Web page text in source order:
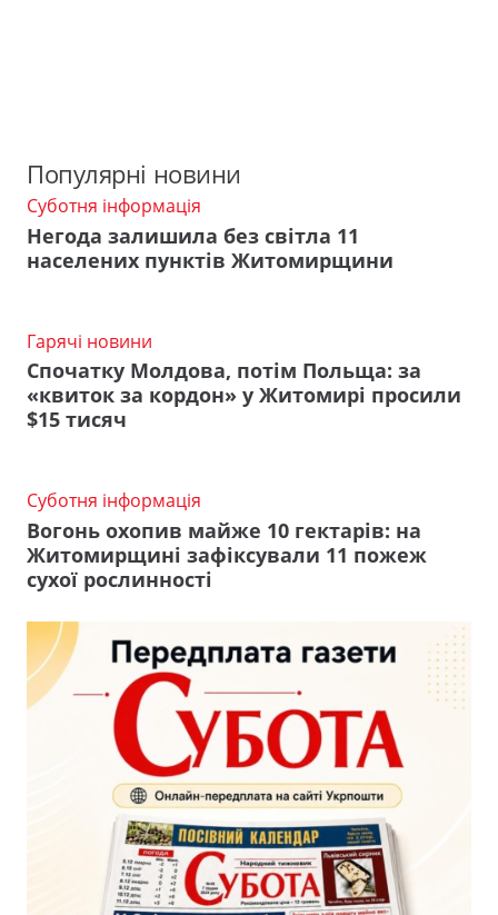
Популярні новини
Суботня інформація
Негода залишила без світла 11
населених пунктів Житомирщини
Гарячі новини
Спочатку Молдова, потім Польща: за
«квиток за кордон» у Житомирі просили
$15 тисяч
Суботня інформація
Вогонь охопив майже 10 гектарів: на
Житомирщині зафіксували 11 пожеж
сухої рослинності